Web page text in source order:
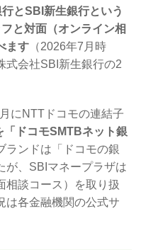
行とSBI新生銀行という
と対面（オンライン相
ます （2026年7月時
式会社SBI新生銀行の2
にNTTドコモの連結子
「ドコモSMTBネット銀
ランドは「ドコモの銀
が、SBIマネープラザは
相談コース）を取り扱
は各金融機関の公式サ